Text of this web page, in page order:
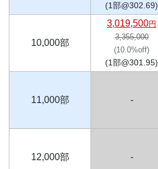
(1部@302.69)
10,000部
3,019,500円
3,355,000
(10.0%off)
(1部@301.95)
11,000部 -
12,000部 -